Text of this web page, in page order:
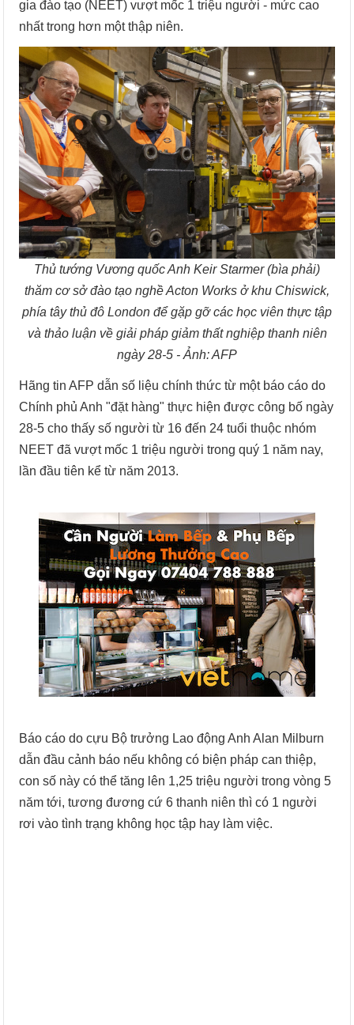
gia đào tạo (NEET) vượt mốc 1 triệu người - mức cao
nhất trong hơn một thập niên.
Thủ tướng Vương quốc Anh Keir Starmer (bìa phải)
thăm cơ sở đào tạo nghề Acton Works ở khu Chiswick,
phía tây thủ đô London để gặp gỡ các học viên thực tập
và thảo luận về giải pháp giảm thất nghiệp thanh niên
ngày 28-5 - Ảnh: AFP
Hãng tin AFP dẫn số liệu chính thức từ một báo cáo do
Chính phủ Anh "đặt hàng" thực hiện được công bố ngày
28-5 cho thấy số người từ 16 đến 24 tuổi thuộc nhóm
NEET đã vượt mốc 1 triệu người trong quý 1 năm nay,
lần đầu tiên kể từ năm 2013.
Báo cáo do cựu Bộ trưởng Lao động Anh Alan Milburn
dẫn đầu cảnh báo nếu không có biện pháp can thiệp,
con số này có thể tăng lên 1,25 triệu người trong vòng 5
năm tới, tương đương cứ 6 thanh niên thì có 1 người
rơi vào tình trạng không học tập hay làm việc.